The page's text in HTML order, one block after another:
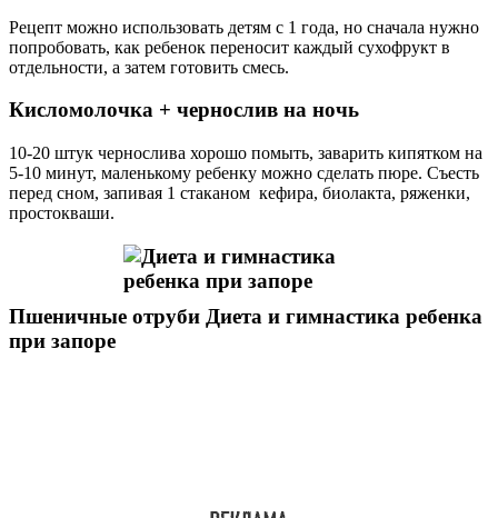
Рецепт можно использовать детям с 1 года, но сначала нужно
попробовать, как ребенок переносит каждый сухофрукт в
отдельности, а затем готовить смесь.
Кисломолочка + чернослив на ночь
10-20 штук чернослива хорошо помыть, заварить кипятком на
5-10 минут, маленькому ребенку можно сделать пюре. Съесть
перед сном, запивая 1 стаканом кефира, биолакта, ряженки,
простокваши.
Пшеничные отруби Диета и гимнастика ребенка
при запоре